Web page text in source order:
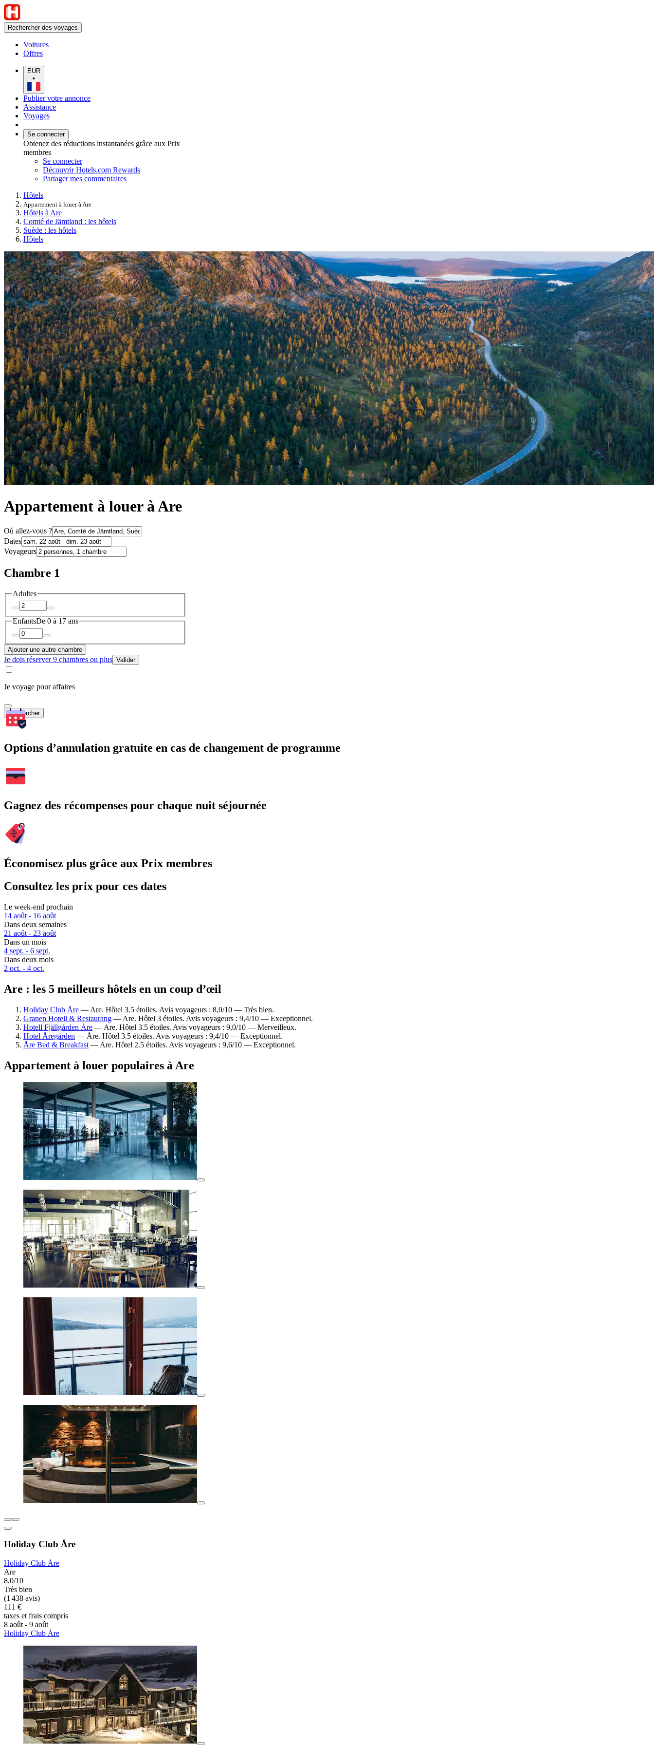
Rechercher des voyages
Voitures
Offres
EUR
•
Publier votre annonce
Assistance
Voyages
Se connecter
Obtenez des réductions instantanées grâce aux Prix
membres
Se connecter
Découvrir Hotels.com Rewards
Partager mes commentaires
Hôtels
Appartement à louer à Are
Hôtels à Are
Comté de Jämtland : les hôtels
Suède : les hôtels
Hôtels
Appartement à louer à Are
Où allez-vous ?
Dates
Voyageurs
Chambre 1
Adultes
EnfantsDe 0 à 17 ans
Ajouter une autre chambre
Je dois réserver 9 chambres ou plus Valider
Je voyage pour affaires
Rechercher
Options d’annulation gratuite en cas de changement de programme
Gagnez des récompenses pour chaque nuit séjournée
Économisez plus grâce aux Prix membres
Consultez les prix pour ces dates
Le week-end prochain
14 août - 16 août
Dans deux semaines
21 août - 23 août
Dans un mois
4 sept. - 6 sept.
Dans deux mois
2 oct. - 4 oct.
Are : les 5 meilleurs hôtels en un coup d’œil
Holiday Club Åre — Are. Hôtel 3.5 étoiles. Avis voyageurs : 8,0/10 — Très bien.
Granen Hotell & Restaurang — Are. Hôtel 3 étoiles. Avis voyageurs : 9,4/10 — Exceptionnel.
Hotell Fjällgården Åre — Are. Hôtel 3.5 étoiles. Avis voyageurs : 9,0/10 — Merveilleux.
Hotel Åregården — Åre. Hôtel 3.5 étoiles. Avis voyageurs : 9,4/10 — Exceptionnel.
Åre Bed & Breakfast — Are. Hôtel 2.5 étoiles. Avis voyageurs : 9,6/10 — Exceptionnel.
Appartement à louer populaires à Are
Holiday Club Åre
Holiday Club Åre
Are
8,0/10
Très bien
(1 438 avis)
111 €
taxes et frais compris
8 août - 9 août
Holiday Club Åre